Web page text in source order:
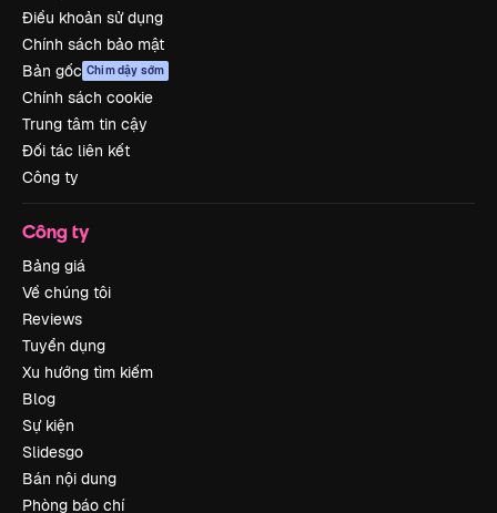
Điều khoản sử dụng
Chính sách bảo mật
Bản gốc Chim dậy sớm
Chính sách cookie
Trung tâm tin cậy
Đối tác liên kết
Công ty
Công ty
Bảng giá
Về chúng tôi
Reviews
Tuyển dụng
Xu hướng tìm kiếm
Blog
Sự kiện
Slidesgo
Bán nội dung
Phòng báo chí